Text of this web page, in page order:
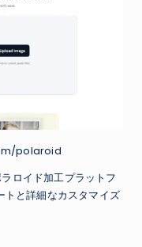
polaroid
ロイド加工プラットフ
トと詳細なカスタマイズ